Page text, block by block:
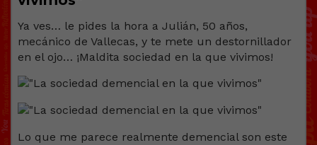
Ya ves… le pides la hora a Julián, 50 años,
mecánico de Vallecas, y te mete un destornillador
en el ojo… ¡Maldita sociedad en la que vivimos!
Lo que me parece realmente demencial son este